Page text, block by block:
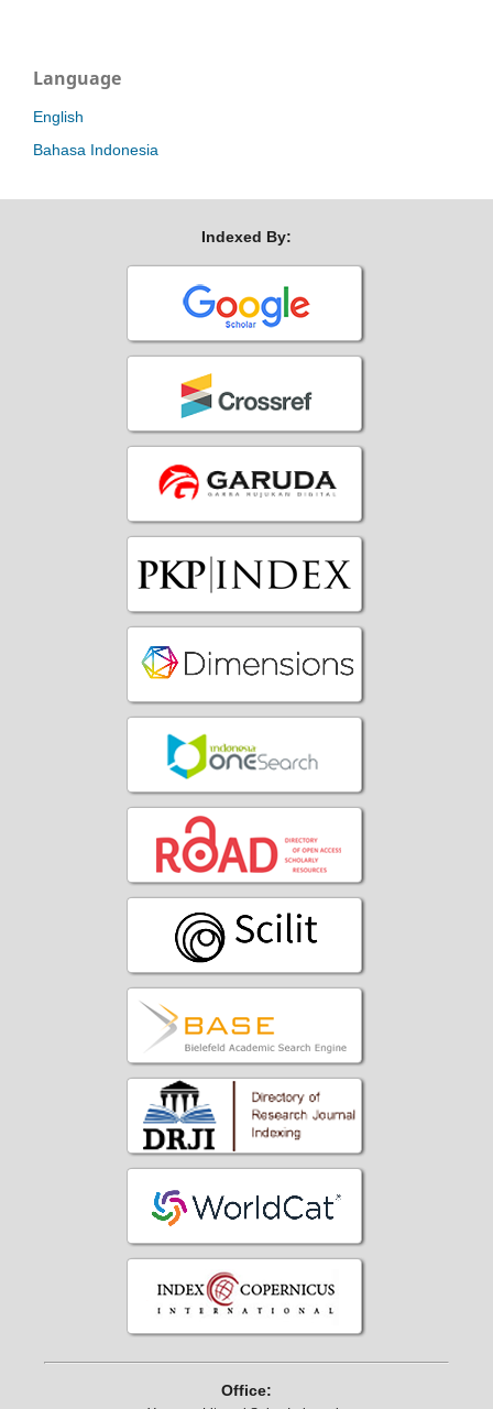
Language
English
Bahasa Indonesia
Indexed By:
Office: